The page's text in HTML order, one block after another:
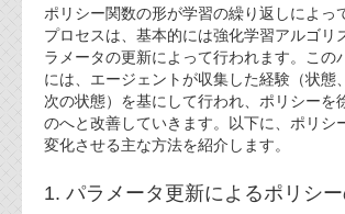
オフィス
実績
ブログ
機能安全ブログ
ポリシー関数の形が学習の繰り返しによっ
プロセスは、基本的には強化学習アルゴリ
ラメータの更新によって行われます。この
には、エージェントが収集した経験（状態
次の状態）を基にして行われ、ポリシーを
のへと改善していきます。以下に、ポリシ
変化させる主な方法を紹介します。
1. パラメータ更新によるポリシ